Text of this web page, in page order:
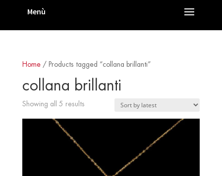
Home/ Products tagged “collana brillanti”
collana brillanti
Showing all 5 resultsSorted